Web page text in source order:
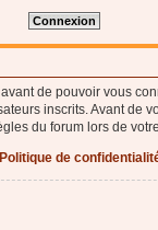
de pouvoir vous
inscrits. Avant de
du forum lors de
Politique de